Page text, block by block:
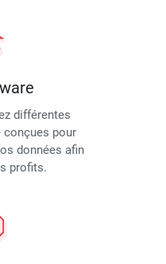
différentes
conçues pour
données afin
profits.